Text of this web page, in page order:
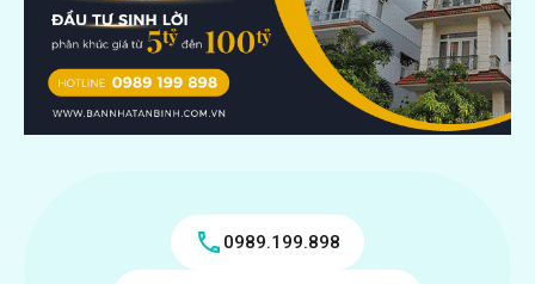
0989.199.898